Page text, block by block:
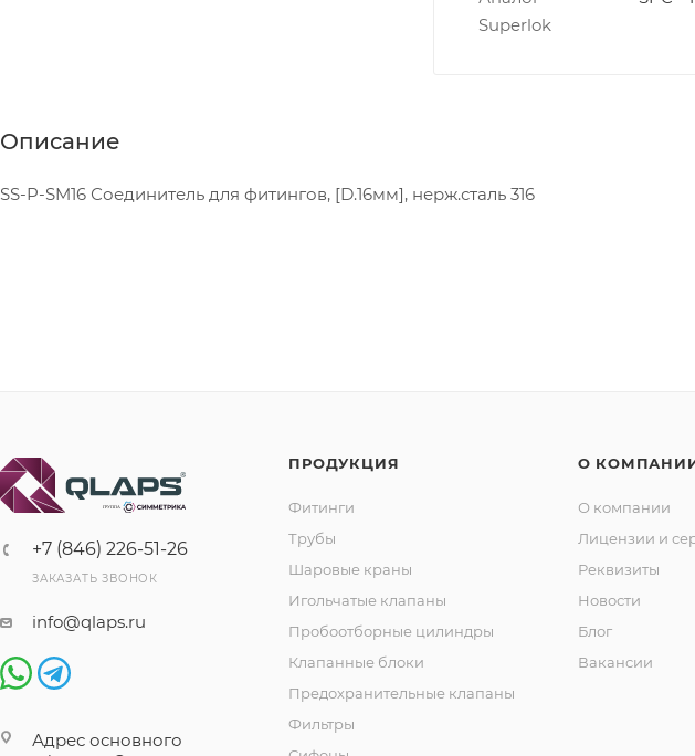
Superlok
Описание
SS-P-SM16 Соединитель для фитингов, [D.16мм], нерж.сталь 316
+7 (846) 226-51-26
ЗАКАЗАТЬ ЗВОНОК
info@qlaps.ru
Адрес основного
ПРОДУКЦИЯ
Фитинги
Трубы
Шаровые краны
Игольчатые клапаны
Пробоотборные цилиндры
Клапанные блоки
Предохранительные клапаны
Фильтры
О
О компании
Лицензии и
Реквизиты
Новости
Блог
Вакансии